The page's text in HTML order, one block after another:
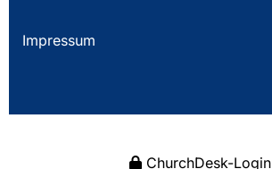
Impressum
ChurchDesk-Login